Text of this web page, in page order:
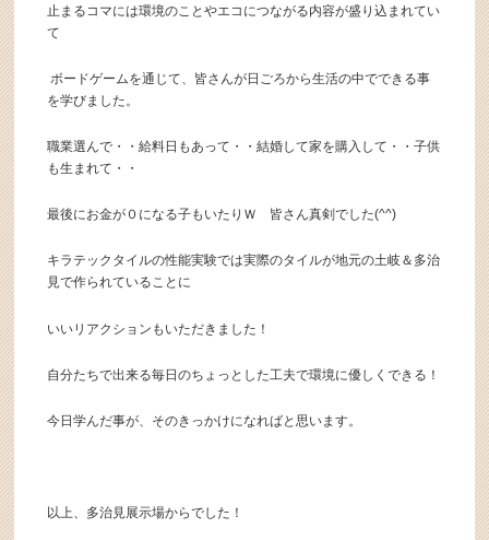
止まるコマには環境のことやエコにつながる内容が盛り込まれてい
て
ボードゲームを通じて、皆さんが日ごろから生活の中でできる事
を学びました。
職業選んで・・給料日もあって・・結婚して家を購入して・・子供
も生まれて・・
最後にお金が０になる子もいたりＷ 皆さん真剣でした(^^)
キラテックタイルの性能実験では実際のタイルが地元の土岐＆多治
見で作られていることに
いいリアクションもいただきました！
自分たちで出来る毎日のちょっとした工夫で環境に優しくできる！
今日学んだ事が、そのきっかけになればと思います。
以上、多治見展示場からでした！